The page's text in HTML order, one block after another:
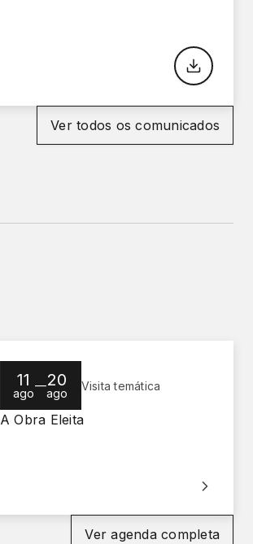
Ver todos os comunicados
11
ago
—20
ago
Visita temática
A Obra Eleita
Ver agenda completa